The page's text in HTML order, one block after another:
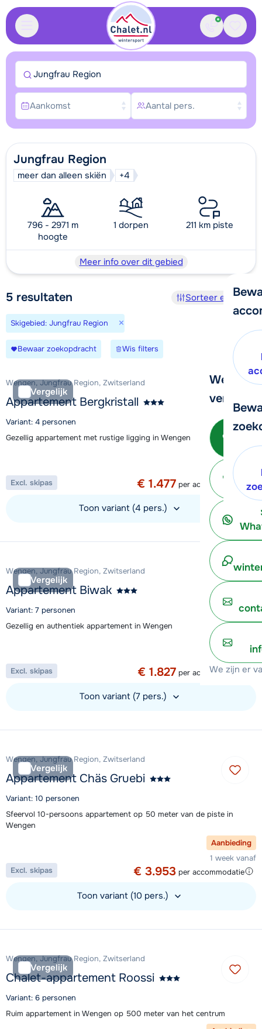
Contact
We
verder!
Bel
We zijn er
Jungfrau Region
meer dan alleen skiën +4
796 - 2971 m
hoogte
1 dorpen 211 km piste
Meer info over dit gebied
5 resultaten Sorteer en filter
Skigebied: Jungfrau Region ×
Bewaar zoekopdracht Wis filters
Vergelijk
Wengen, Jungfrau Region, Zwitserland
Appartement Bergkristall
Variant: 4 personen
Gezellig appartement met rustige ligging in Wengen
Aanbieding
1 week vanaf
€ 1.477 per accommodatie
Excl. skipas
Toon variant (4 pers.)
Vergelijk
Wengen, Jungfrau Region, Zwitserland
Appartement Biwak
Variant: 7 personen
Gezellig en authentiek appartement in Wengen
Aanbieding
1 week vanaf
€ 1.827 per accommodatie
Excl. skipas
Toon variant (7 pers.)
Vergelijk
Wengen, Jungfrau Region, Zwitserland
Appartement Chäs Gruebi
Variant: 10 personen
Sfeervol 10-persoons appartement op 50 meter van de piste in
Wengen
Aanbieding
1 week vanaf
€ 3.953 per accommodatie
Excl. skipas
Toon variant (10 pers.)
Vergelijk
Wengen, Jungfrau Region, Zwitserland
Chalet-appartement Roossi
Variant: 6 personen
Ruim appartement in Wengen op 500 meter van het centrum
Jungfrau Region
Aankomst Aantal pers.